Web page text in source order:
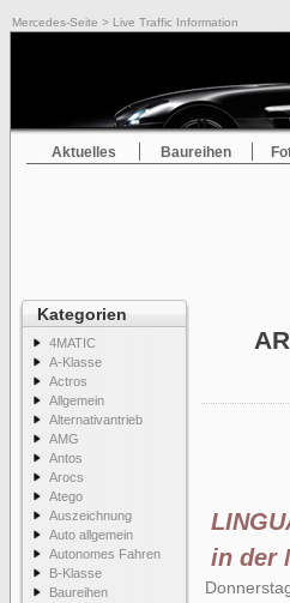
Mercedes-Seite > Live Traffic Information
Aktuelles Baureihen
Kategorien
4MATIC
A-Klasse
Actros
Allgemein
Alternativantrieb
AMG
Antos
Arocs
Atego
Auszeichnung
Auto allgemein
Autonomes Fahren
B-Klasse
Baureihen
in der